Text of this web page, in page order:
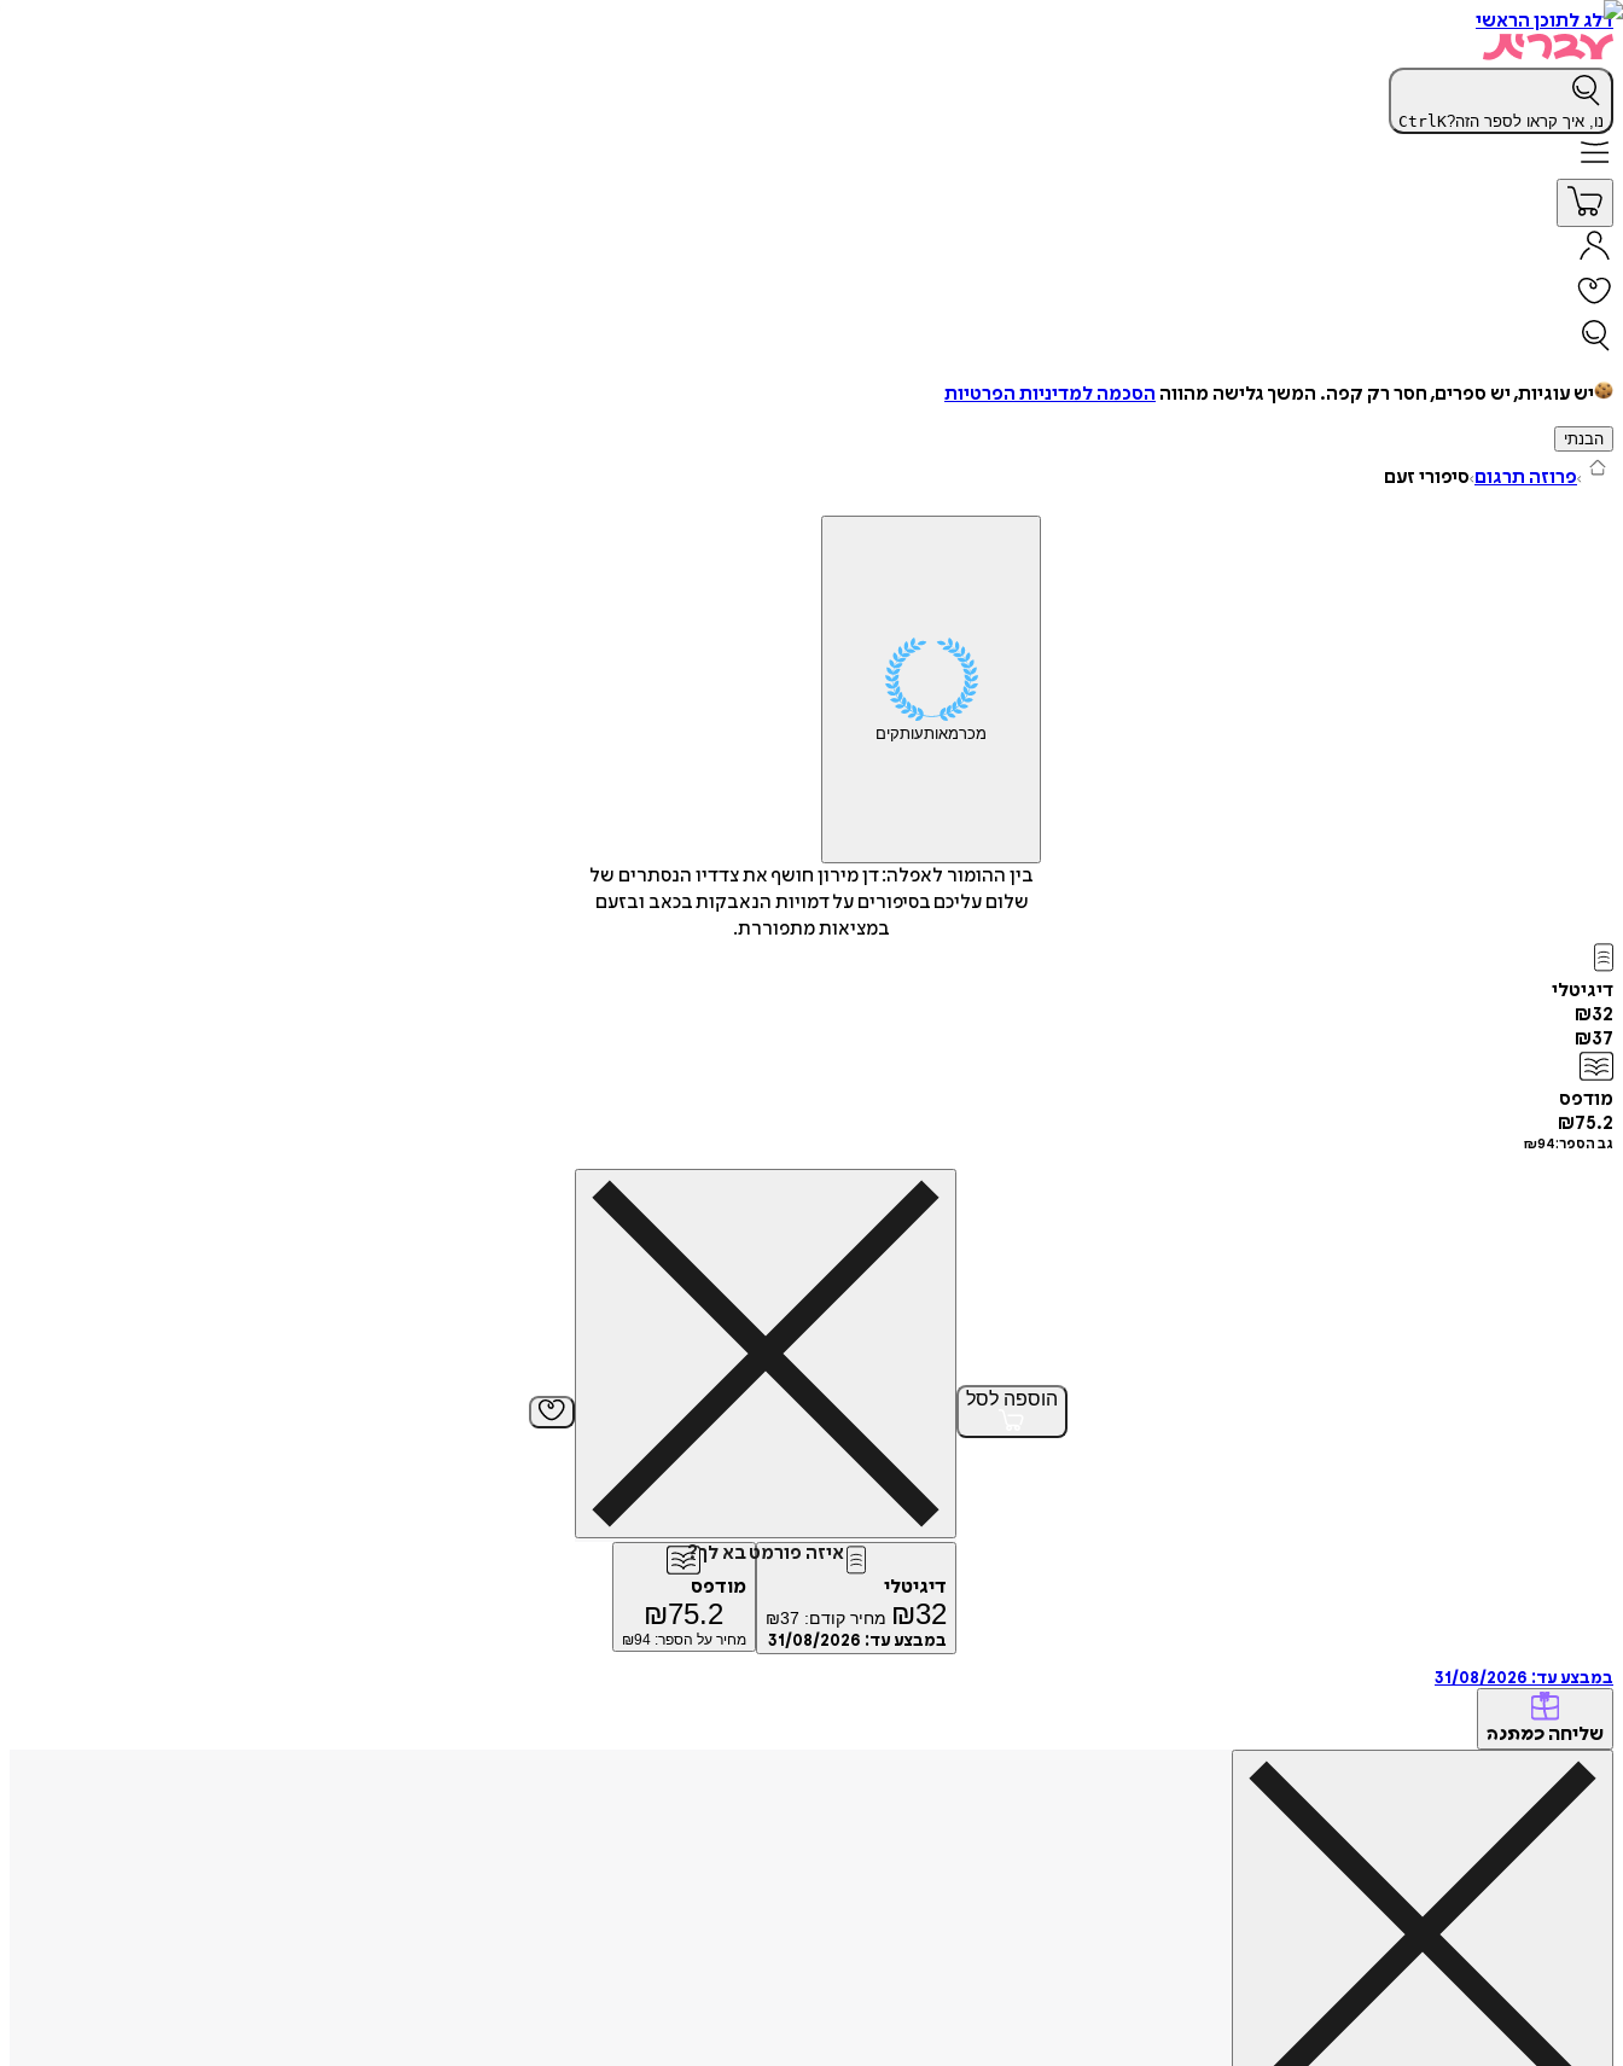
דלג לתוכן הראשי
נו, איך קראו לספר הזה? CtrlK
יש עוגיות, יש ספרים, חסר רק קפה. המשך גלישה מהווה הסכמה למדיניות הפרטיות
הבנתי
פרוזה תרגום סיפורי זעם
מכרמאותעותקים
בין ההומור לאפלה: דן מירון חושף את צדדיו הנסתרים של
שלום עליכם בסיפורים על דמויות הנאבקות בכאב ובזעם
במציאות מתפוררת.
דיגיטלי
₪32
₪37
מודפס
₪75.2
גב הספר: ₪94
הוספה לסל
איזה פורמט בא לך?
דיגיטלי
₪32 מחיר קודם: ₪37
במבצע עד: 31/08/2026
מודפס
₪75.2
מחיר על הספר: ₪94
במבצע עד: 31/08/2026
שליחה כמתנה